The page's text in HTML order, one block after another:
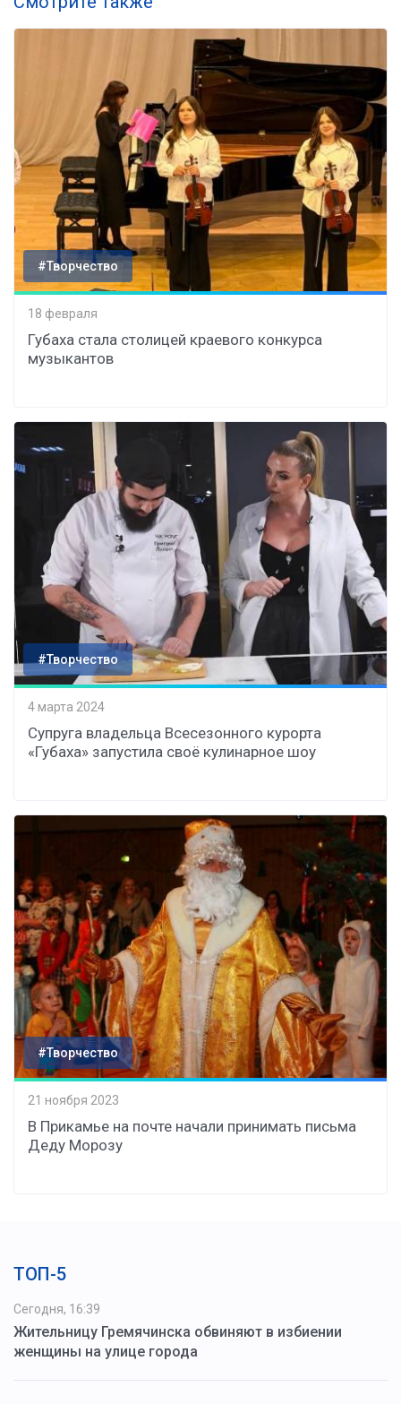
#Творчество
18 февраля
Губаха стала столицей краевого конкурса
музыкантов
#Творчество
4 марта 2024
Супруга владельца Всесезонного курорта
«Губаха» запустила своё кулинарное шоу
#Творчество
21 ноября 2023
В Прикамье на почте начали принимать письма
Деду Морозу
ТОП-5
Сегодня, 16:39
Жительницу Гремячинска обвиняют в избиении
женщины на улице города